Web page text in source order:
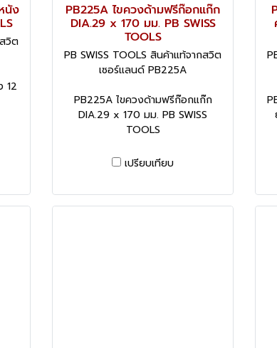
นัง
วิต
12
PB225A ไขควงด้ามฟรีก๊อกแก๊ก
DIA.29 x 170 มม. PB SWISS
TOOLS
PB SWISS TOOLS สินค้าแท้จากสวิต
เซอร์แลนด์ PB225A
PB225A ไขควงด้ามฟรีก๊อกแก๊ก
DIA.29 x 170 มม. PB SWISS
TOOLS
เปรียบเทียบ